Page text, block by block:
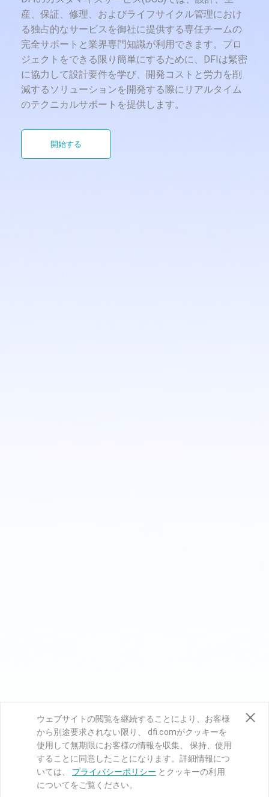
産、保証、修理、およびライフサイクル管理におけ
る独占的なサービスを御社に提供する専任チームの
完全サポートと業界専門知識が利用できます。プロ
ジェクトをできる限り簡単にするために、DFIは緊密
に協力して設計要件を学び、開発コストと労力を削
減するソリューションを開発する際にリアルタイム
のテクニカルサポートを提供します。
開始する
ウェブサイトの閲覧を継続することにより、お客様
から別途要求されない限り、 dfi.comがクッキーを
使用して無期限にお客様の情報を収集、 保持、使用
することに同意したことになります。詳細情報につ
いては、 プライバシーポリシー とクッキーの利用
についてをご覧ください。